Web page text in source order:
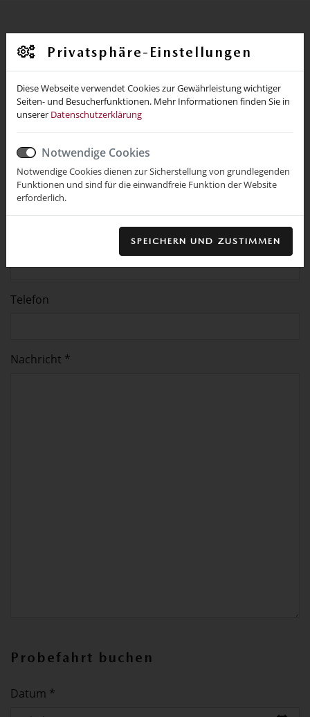
Privatsphäre-Einstellungen
Diese Webseite verwendet Cookies zur Gewährleistung wichtiger
Seiten- und Besucherfunktionen. Mehr Informationen finden Sie in
unserer Datenschutzerklärung
Notwendige Cookies
Notwendige Cookies dienen zur Sicherstellung von grundlegenden
Funktionen und sind für die einwandfreie Funktion der Website
erforderlich.
SPEICHERN UND ZUSTIMMEN
Fahrzeug-Schnellkontakt
Name *
Ort
Telefon
Nachricht *
Probefahrt buchen
Datum *